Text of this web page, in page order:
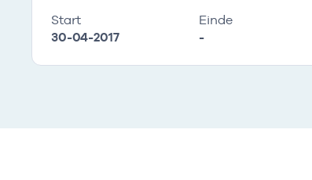
Start
30-04-2017
Einde
-